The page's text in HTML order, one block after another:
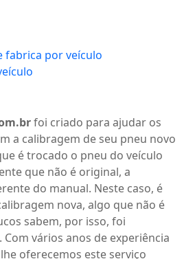
fabrica por veículo
foi criado para ajudar os
a calibragem de seu pneu novo
é trocado o pneu do veículo
que não é original, a
do manual. Neste caso, é
nova, algo que não é
sabem, por isso, foi
vários anos de experiência
oferecemos este serviço